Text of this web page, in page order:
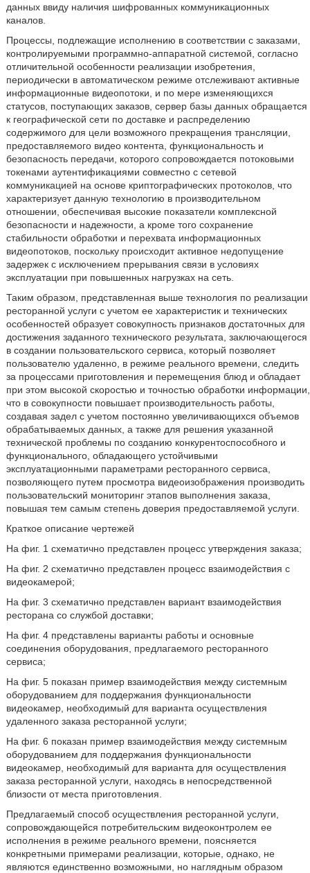
данных ввиду наличия шифрованных коммуникационных
каналов.
Процессы, подлежащие исполнению в соответствии с заказами,
контролируемыми программно-аппаратной системой, согласно
отличительной особенности реализации изобретения,
периодически в автоматическом режиме отслеживают активные
информационные видеопотоки, и по мере изменяющихся
статусов, поступающих заказов, сервер базы данных обращается
к географической сети по доставке и распределению
содержимого для цели возможного прекращения трансляции,
предоставляемого видео контента, функциональность и
безопасность передачи, которого сопровождается потоковыми
токенами аутентификациями совместно с сетевой
коммуникацией на основе криптографических протоколов, что
характеризует данную технологию в производительном
отношении, обеспечивая высокие показатели комплексной
безопасности и надежности, а кроме того сохранение
стабильности обработки и перехвата информационных
видеопотоков, поскольку происходит активное недопущение
задержек с исключением прерывания связи в условиях
эксплуатации при повышенных нагрузках на сеть.
Таким образом, представленная выше технология по реализации
ресторанной услуги с учетом ее характеристик и технических
особенностей образует совокупность признаков достаточных для
достижения заданного технического результата, заключающегося
в создании пользовательского сервиса, который позволяет
пользователю удаленно, в режиме реального времени, следить
за процессами приготовления и перемещения блюд и обладает
при этом высокой скоростью и точностью обработки информации,
что в совокупности повышает производительность работы,
создавая задел с учетом постоянно увеличивающихся объемов
обрабатываемых данных, а также для решения указанной
технической проблемы по созданию конкурентоспособного и
функционального, обладающего устойчивыми
эксплуатационными параметрами ресторанного сервиса,
позволяющего путем просмотра видеоизображения производить
пользовательский мониторинг этапов выполнения заказа,
повышая тем самым степень доверия предоставляемой услуги.
Краткое описание чертежей
На фиг. 1 схематично представлен процесс утверждения заказа;
На фиг. 2 схематично представлен процесс взаимодействия с
видеокамерой;
На фиг. 3 схематично представлен вариант взаимодействия
ресторана со службой доставки;
На фиг. 4 представлены варианты работы и основные
соединения оборудования, предлагаемого ресторанного
сервиса;
На фиг. 5 показан пример взаимодействия между системным
оборудованием для поддержания функциональности
видеокамер, необходимый для варианта осуществления
удаленного заказа ресторанной услуги;
На фиг. 6 показан пример взаимодействия между системным
оборудованием для поддержания функциональности
видеокамер, необходимый для варианта для осуществления
заказа ресторанной услуги, находясь в непосредственной
близости от места приготовления.
Предлагаемый способ осуществления ресторанной услуги,
сопровождающейся потребительским видеоконтролем ее
исполнения в режиме реального времени, поясняется
конкретными примерами реализации, которые, однако, не
являются единственно возможными, но наглядным образом